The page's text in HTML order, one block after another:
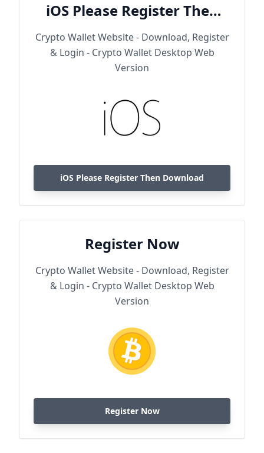
iOS Please Register Then
Download
Crypto Wallet Website - Download, Register
& Login - Crypto Wallet Desktop Web
Version
iOS Please Register Then Download
Register Now
Crypto Wallet Website - Download, Register
& Login - Crypto Wallet Desktop Web
Version
Register Now